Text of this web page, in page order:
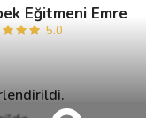
Eğitmeni Emre
5.0